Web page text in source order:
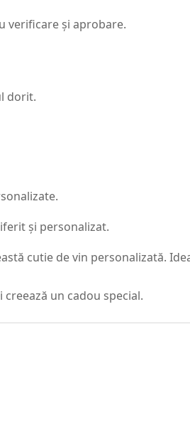
verificare și aprobare.
dorit.
și personalizat.
cutie de vin personalizată.
creează un cadou special.